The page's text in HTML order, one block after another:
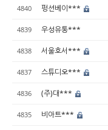
4840 펑션베이***
4839 우성유통***
4838 서울호서***
4837 스튜디오***
4836 (주)대***
4835 비아트***